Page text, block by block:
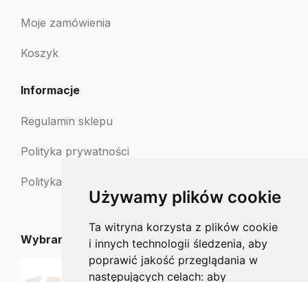
Używamy plików cookie
Ta witryna korzysta z plików cookie
i innych technologii śledzenia, aby
poprawić jakość przeglądania w
następujących celach: aby
Moje zamówienia
Koszyk
Informacje
Regulamin sklepu
Polityka prywatności
Polityka zwrotów
Wybrane dla Ciebie